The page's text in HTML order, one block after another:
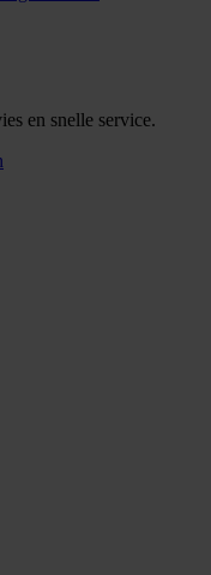
en snelle service.